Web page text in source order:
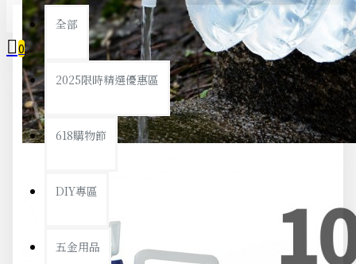
全部
2025限時精選優惠區
618購物節
DIY專區
五金用品
0
您的購物車內沒有商品！